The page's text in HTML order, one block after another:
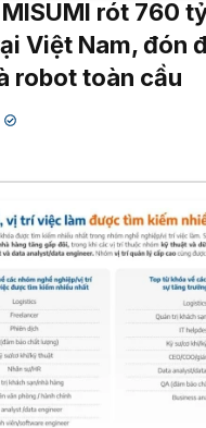
rót 760
Việt Nam, đón
robot toàn cầu
✔